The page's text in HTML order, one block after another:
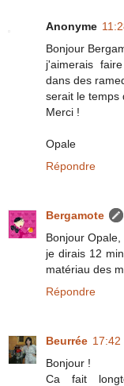
Anonyme
Bonjour
j'aimerais
dans des
serait le temps
Merci !
Opale
Répondre
Bergamote
Bonjour Opale,
je dirais 12
matériau des
Répondre
Beurrée 17:42
Bonjour !
Ca fait